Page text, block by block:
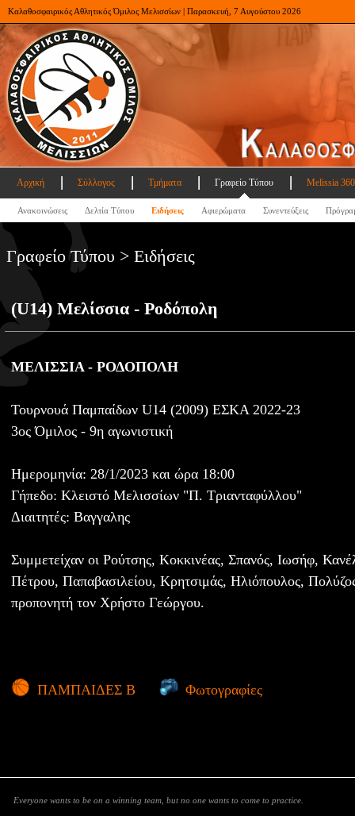
Καλαθοσφαιρικός Αθλητικός Όμιλος Μελισσίων | Παρασκευή, 7 Αυγούστου 2026
Αρχική Σύλλογος Τμήματα Γραφείο Τύπου Melissia
Ανακοινώσεις Δελτία Τύπου Ειδήσεις Αφιερώματα Συνεντεύξεις
Γραφείο Τύπου > Ειδήσεις
(U14) Μελίσσια - Ροδόπολη
ΜΕΛΙΣΣΙΑ - ΡΟΔΟΠΟΛΗ
Τουρνουά Παμπαίδων U14 (2009) ΕΣΚΑ 2022-23
3ος Όμιλος - 9η αγωνιστική
Ημερομηνία: 28/1/2023 και ώρα 18:00
Γήπεδο: Κλειστό Μελισσίων "Π. Τριανταφύλλου"
Διαιτητές: Βαγγαλης
Συμμετείχαν οι Ρούτσης, Κοκκινέας, Σπανός, Ιωσήφ,
Πέτρου, Παπαβασιλείου, Κρητσιμάς, Ηλιόπουλος,
προπονητή τον Χρήστο Γεώργου.
ΠΑΜΠΑΙΔΕΣ Β Φωτογραφίες
Everyone wants to be on a winning team, but no one wants to come to practice.